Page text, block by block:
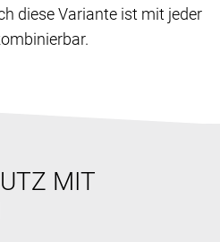
diese Variante ist mit jeder
MIT